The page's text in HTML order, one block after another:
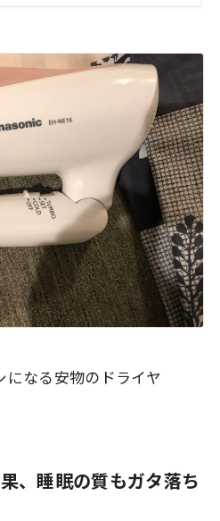
になる安物のドライヤ
、睡眠の質もガタ落ち